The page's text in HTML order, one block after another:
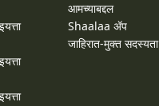
आमच्याबद्दल
Shaalaa ॲप
जाहिरात-मुक्त सदस्यता